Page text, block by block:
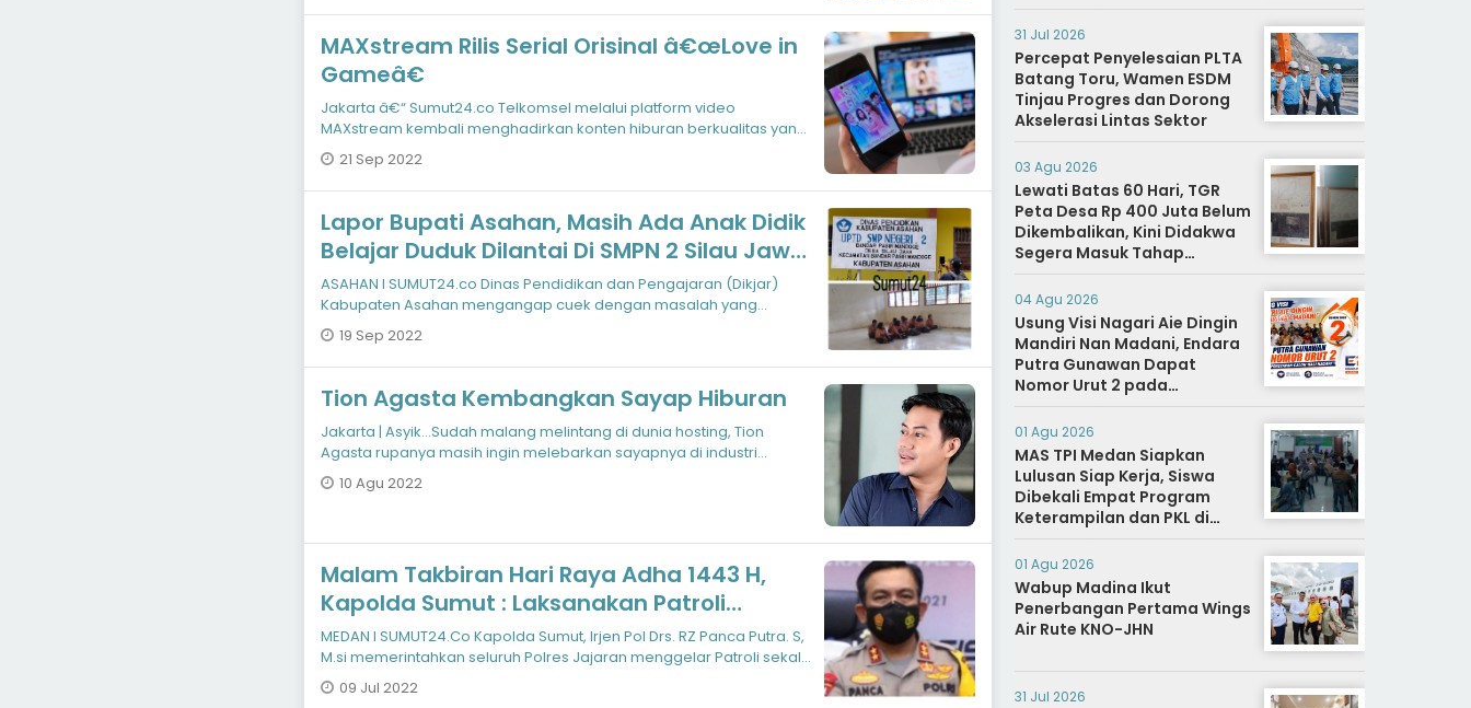
MAXstream Rilis Serial Orisinal â€œLove in
Gameâ€
Jakarta â€“ Sumut24.co Telkomsel melalui platform video
MAXstream kembali menghadirkan konten hiburan berkualitas yang
dapat dinikmati ol
21 Sep 2022
Lapor Bupati Asahan, Masih Ada Anak Didik
Belajar Duduk Dilantai Di SMPN 2 Silau Jawa
BP Mandoge
ASAHAN I SUMUT24.co Dinas Pendidikan dan Pengajaran (Dikjar)
Kabupaten Asahan mengangap cuek dengan masalah yang
sedang di ekspos oleh par
19 Sep 2022
Tion Agasta Kembangkan Sayap Hiburan
Jakarta | Asyik…Sudah malang melintang di dunia hosting, Tion
Agasta rupanya masih ingin melebarkan sayapnya di industri
hiburan. Ya
10 Agu 2022
Malam Takbiran Hari Raya Adha 1443 H,
Kapolda Sumut : Laksanakan Patroli
Gabungan TNI Polri
MEDAN I SUMUT24.Co Kapolda Sumut, Irjen Pol Drs. RZ Panca Putra. S,
M.si memerintahkan seluruh Polres Jajaran menggelar Patroli sekala
bes09 Jul 2022
31 Jul 2026
Percepat Penyelesaian PLTA
Batang Toru, Wamen ESDM
Tinjau Progres dan Dorong
Akselerasi Lintas Sektor
03 Agu 2026
Lewati Batas 60 Hari, TGR
Peta Desa Rp 400 Juta Belum
Dikembalikan, Kini Didakwa
Segera Masuk Tahap
Penyidikan
04 Agu 2026
Usung Visi Nagari Aie Dingin
Mandiri Nan Madani, Endara
Putra Gunawan Dapat
Nomor Urut 2 pada
Penetapan Calon Wali
Nagari.
01 Agu 2026
MAS TPI Medan Siapkan
Lulusan Siap Kerja, Siswa
Dibekali Empat Program
Keterampilan dan PKL di
Dunia Industri
01 Agu 2026
Wabup Madina Ikut
Penerbangan Pertama Wings
Air Rute KNO-JHN
31 Jul 2026